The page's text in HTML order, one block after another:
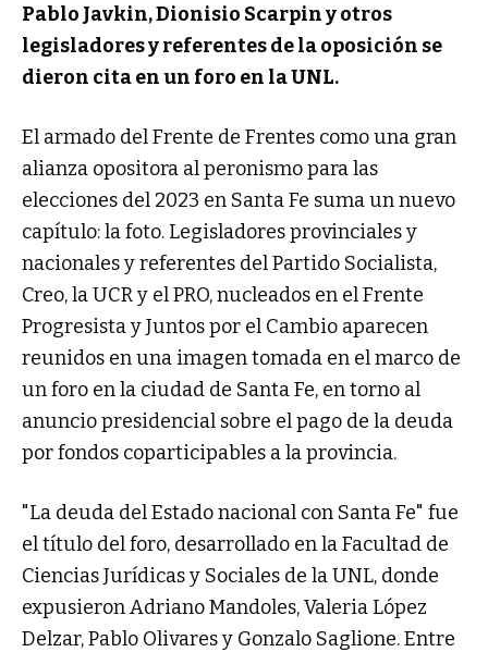
Pablo Javkin, Dionisio Scarpin y otros
legisladores y referentes de la oposición se
dieron cita en un foro en la UNL.
El armado del Frente de Frentes como una gran
alianza opositora al peronismo para las
elecciones del 2023 en Santa Fe suma un nuevo
capítulo: la foto. Legisladores provinciales y
nacionales y referentes del Partido Socialista,
Creo, la UCR y el PRO, nucleados en el Frente
Progresista y Juntos por el Cambio aparecen
reunidos en una imagen tomada en el marco de
un foro en la ciudad de Santa Fe, en torno al
anuncio presidencial sobre el pago de la deuda
por fondos coparticipables a la provincia.
"La deuda del Estado nacional con Santa Fe" fue
el título del foro, desarrollado en la Facultad de
Ciencias Jurídicas y Sociales de la UNL, donde
expusieron Adriano Mandoles, Valeria López
Delzar, Pablo Olivares y Gonzalo Saglione. Entre